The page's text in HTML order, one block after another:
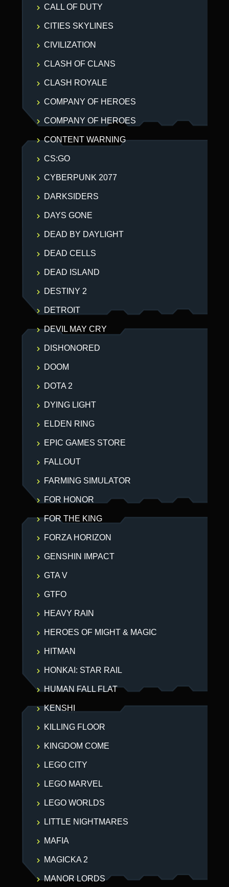
CALL OF DUTY
CITIES SKYLINES
CIVILIZATION
CLASH OF CLANS
CLASH ROYALE
COMPANY OF HEROES
COMPANY OF HEROES
CONTENT WARNING
CS:GO
CYBERPUNK 2077
DARKSIDERS
DAYS GONE
DEAD BY DAYLIGHT
DEAD CELLS
DEAD ISLAND
DESTINY 2
DETROIT
DEVIL MAY CRY
DISHONORED
DOOM
DOTA 2
DYING LIGHT
ELDEN RING
EPIC GAMES STORE
FALLOUT
FARMING SIMULATOR
FOR HONOR
FOR THE KING
FORZA HORIZON
GENSHIN IMPACT
GTA V
GTFO
HEAVY RAIN
HEROES OF MIGHT & MAGIC
HITMAN
HONKAI: STAR RAIL
HUMAN FALL FLAT
KENSHI
KILLING FLOOR
KINGDOM COME
LEGO CITY
LEGO MARVEL
LEGO WORLDS
LITTLE NIGHTMARES
MAFIA
MAGICKA 2
MANOR LORDS